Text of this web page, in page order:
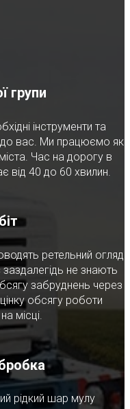
групи
інструменти та
вас. Ми працюємо як
Час на дорогу в
від 40 до 60 хвилин.
ретельний огляд
заздалегідь не знають
забруднень через
обсягу роботи
місці.
рідкий шар мулу